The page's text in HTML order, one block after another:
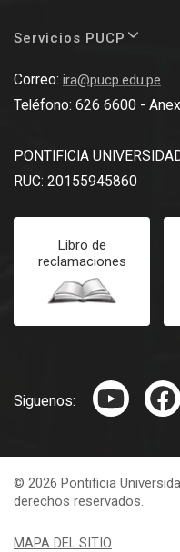
Servicios PUCP
Correo: ira@pucp.edu.pe
Teléfono: 626 6600 -
PONTIFICIA
RUC: 20155945860
Libro de
reclamaciones
Siguenos:
© 2026 Pontificia
derechos reservados.
MAPA DEL SITIO